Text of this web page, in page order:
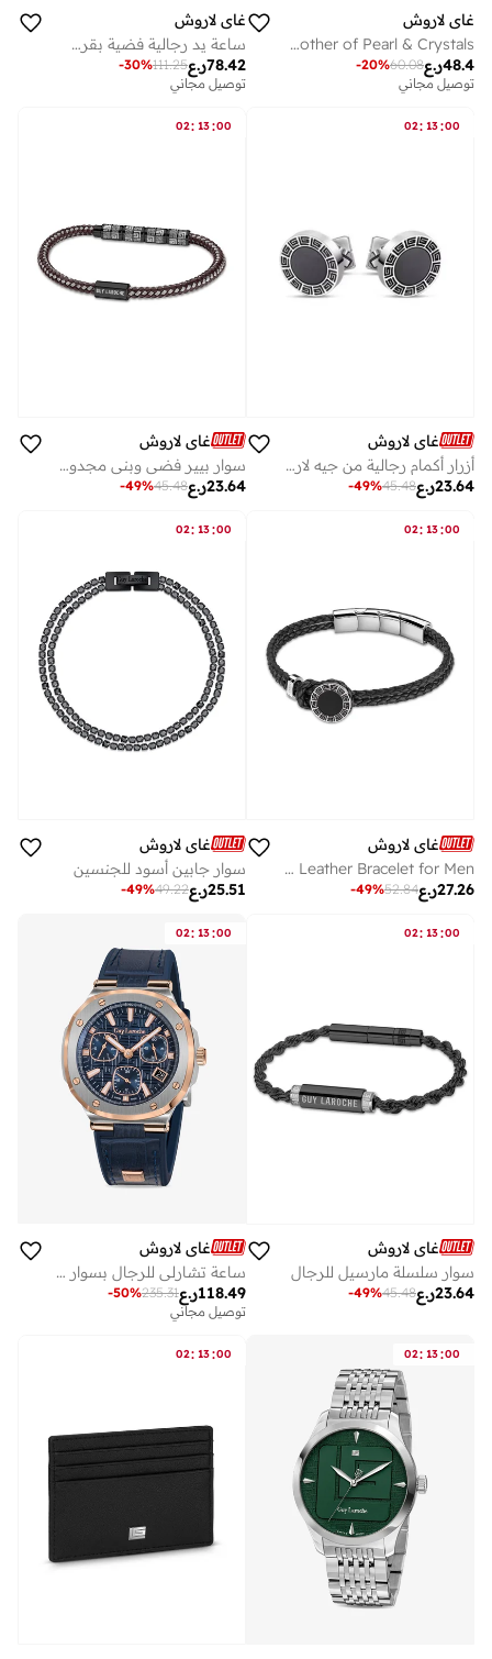
غاي لاروش
Garance Gold-Plated Small Necklace with Mother of Pearl & Crystals
ر.ع48.4
60.08
-20%
توصيل مجاني
غاي لاروش
ساعة يد رجالية فضية بقرص رمادي وسوار معدني ٤٢ مم
ر.ع78.42
111.25
-30%
توصيل مجاني
02: 13:00
غاي لاروش
أزرار أكمام رجالية من جيه لاروش آلان فضية من الستانلس ستيل
ر.ع23.64
45.48
-49%
02: 13:00
غاي لاروش
سوار بيير فضي وبني مجدول للرجال
ر.ع23.64
45.48
-49%
02: 13:00
غاي لاروش
Silver Stainless Steel and Black Leather Bracelet for Men
ر.ع27.26
52.84
-49%
02: 13:00
غاي لاروش
سوار جابين أسود للجنسين
ر.ع25.51
49.22
-49%
02: 13:00
غاي لاروش
سوار سلسلة مارسيل للرجال
ر.ع23.64
45.48
-49%
02: 13:00
غاي لاروش
ساعة تشارلي للرجال بسوار جلد طبيعي أزرق ٤٥ مم مقاومة للماء ٥ ضغط جوي
ر.ع118.49
235.31
-50%
توصيل مجاني
02: 13:00
02: 13:00